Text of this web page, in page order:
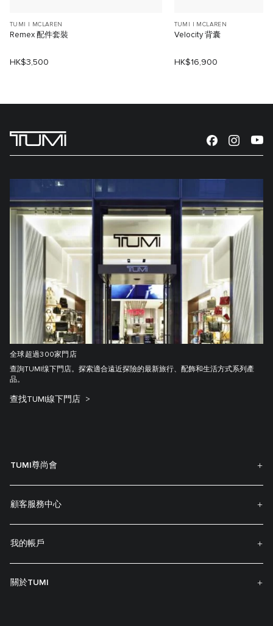
TUMI I MCLAREN
Remex 配件套裝
HK$3,500
TUMI I MCLAREN
Velocity 背囊
HK$16,900
全球超過300家門店
查詢TUMI缐下門店。探索適合遠近探險的最新旅行、配飾和生活方式系列產
品。
查找TUMI線下門店
TUMI尊尚會
顧客服務中心
我的帳戶
關於TUMI